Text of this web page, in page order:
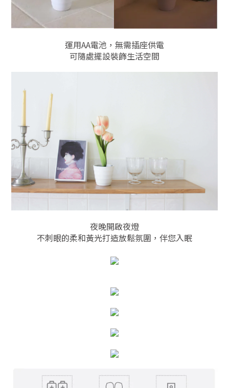
運用AA電池，無需插座供電
可隨處擺設裝飾生活空間
夜晚開啟夜燈
不刺眼的柔和黃光打造放鬆氛圍，伴您入眠